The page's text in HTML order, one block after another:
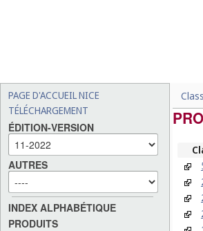
PAGE D'ACCUEIL NICE
TÉLÉCHARGEMENT
ÉDITION-VERSION
AUTRES
INDEX ALPHABÉTIQUE
PRODUITS